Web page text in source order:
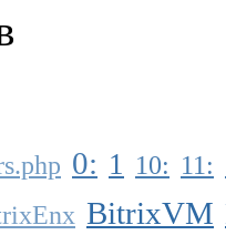
0: 1 10: 11:
BitrixVM